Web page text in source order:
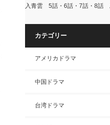
入青雲 5話・6話・7話・8話
カテゴリー
アメリカドラマ
中国ドラマ
台湾ドラマ